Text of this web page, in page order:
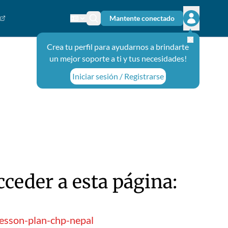
Cambiar el idioma
Ícono de búsqueda
Mantente conectado
Abrir el
Crea tu perfil para ayudarnos a brindarte
un mejor soporte a ti y tus necesidades!
Iniciar sesión / Registrarse
a esta página:
plan-chp-nepal